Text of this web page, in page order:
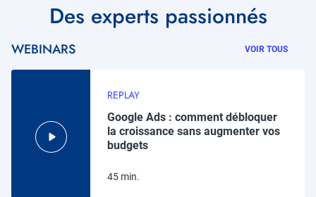
TitreDes experts passionnés
WEBINARS VOIR TOUS
REPLAY
Google Ads : comment débloquer
la croissance sans augmenter vos
budgets
45 min.